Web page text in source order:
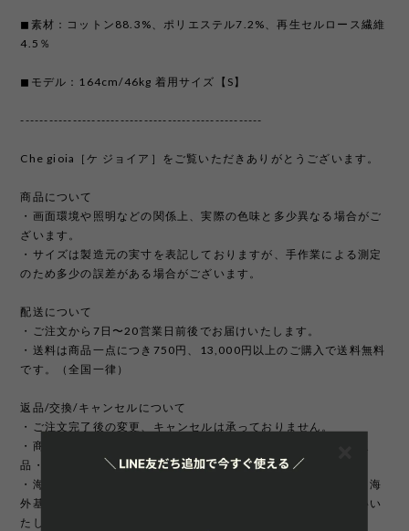
◼︎素材：コットン88.3%、ポリエステル7.2%、再生セルロース繊維
4.5％
◼︎モデル：164cm/46kg 着用サイズ【S】
---------------------------------------------------
Che gioia［ケ ジョイア］をご覧いただきありがとうございます。
商品について
・画面環境や照明などの関係上、実際の色味と多少異なる場合がご
ざいます。
・サイズは製造元の実寸を表記しておりますが、手作業による測定
のため多少の誤差がある場合がございます。
配送について
・ご注文から7日〜20営業日前後でお届けいたします。
・送料は商品一点につき750円、13,000円以上のご購入で送料無料
です。（全国一律）
返品/交換/キャンセルについて
・ご注文完了後の変更、キャンセルは承っておりません。
・商品のイメージ違いやサイズ違いなどお客様のご都合による返
品・交換はお受け致しかねます。
・海外製品は日本製に比べて縫製などが荒い場合がございます。海
外基準では返品対象になりませんのでご理解頂けますようお願いい
たします。